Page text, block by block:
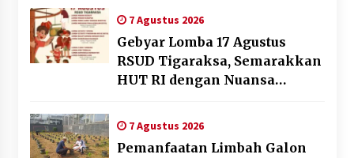
7 Agustus 2026
Gebyar Lomba 17 Agustus
RSUD Tigaraksa, Semarakkan
HUT RI dengan Nuansa
7 Agustus 2026
Pemanfaatan Limbah Galon